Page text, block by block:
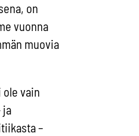
on
vuonna
muovia
ole vain
ja
–